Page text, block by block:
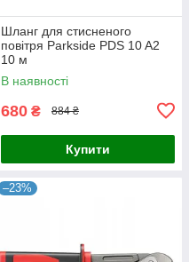
Шланг для стисненого
повітря Parkside PDS 10 A2
10 м
В наявності
680 ₴ 884 ₴
Купити
–23%